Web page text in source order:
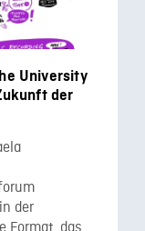
University
der
der